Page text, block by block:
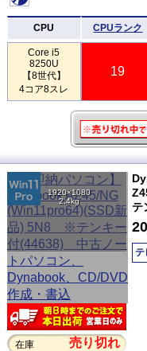
CPU CPUランク
Core i5
8250U
【8世代】
4コア8スレ
19
1920×1080
2.4kg
在庫 売り切れ
テ
テ